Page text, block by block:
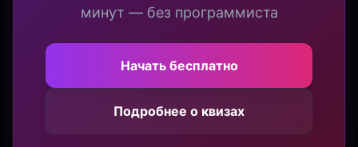
минут — без программиста
Начать бесплатно
Подробнее о квизах